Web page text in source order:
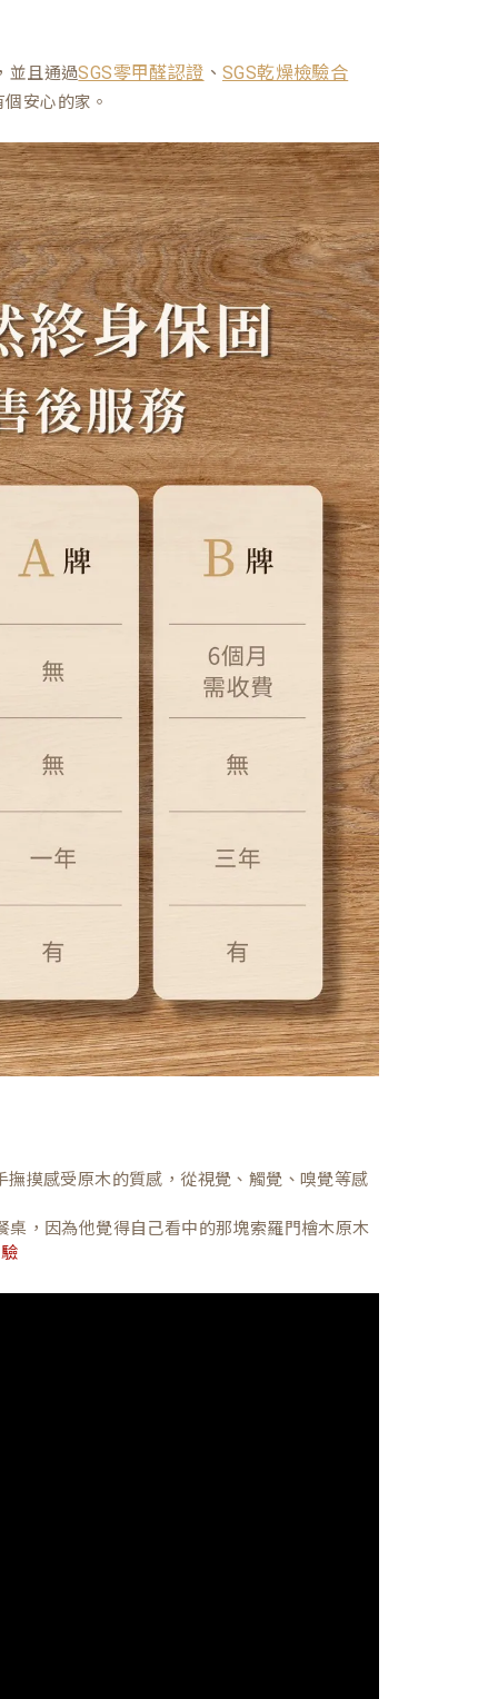
並且通過SGS零甲醛認證 、SGS乾燥檢驗合
安心的家。
摸感受原木的質感，從視覺、觸覺、嗅覺等感
，因為他覺得自己看中的那塊索羅門檜木原木